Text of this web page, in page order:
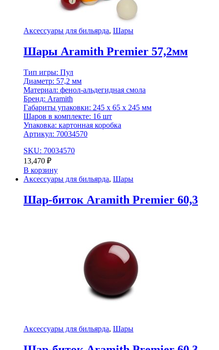
Аксессуары для бильярда, Шары
Шары Aramith Premier 57,2мм
Тип игры: Пул
Диаметр: 57,2 мм
Материал: фенол-альдегидная смола
Бренд: Aramith
Габариты упаковки: 245 x 65 x 245 мм
Шаров в комплекте: 16 шт
Упаковка: картонная коробка
Артикул: 70034570
SKU: 70034570
13,470 ₽
В корзину
Аксессуары для бильярда, Шары
Шар-биток Aramith Premier 60,3
Аксессуары для бильярда, Шары